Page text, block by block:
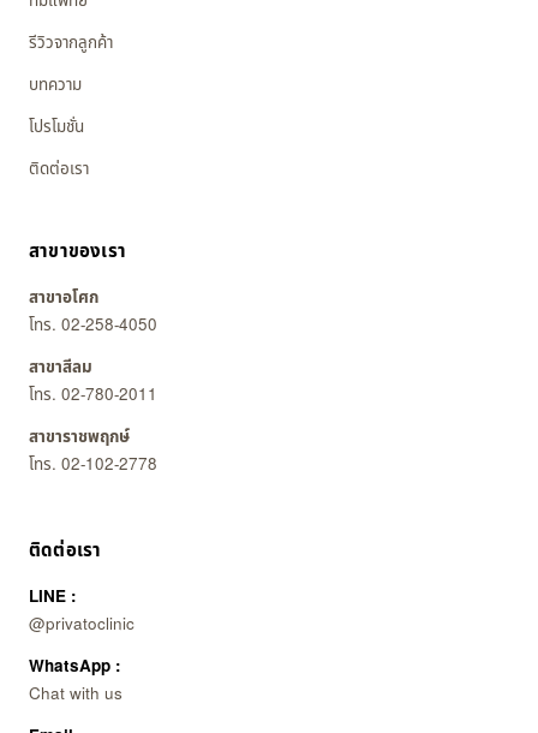
รีวิวจากลูกค้า
บทความ
โปรโมชั่น
ติดต่อเรา
สาขาของเรา
สาขาอโศก
โทร. 02-258-4050
สาขาสีลม
โทร. 02-780-2011
สาขาราชพฤกษ์
โทร. 02-102-2778
ติดต่อเรา
LINE :
@privatoclinic
WhatsApp :
Chat with us